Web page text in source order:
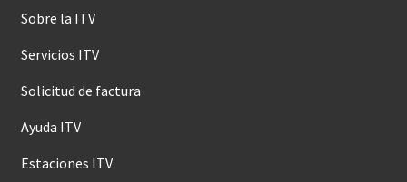
Sobre la ITV
Servicios ITV
Solicitud de factura
Ayuda ITV
Estaciones ITV